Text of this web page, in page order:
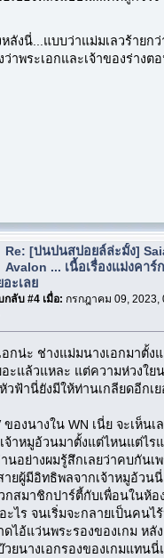
หลังนี่...แบบว่าแม่มเลวร้ายก
ว่าพระเอกและเจ้าของร่าง
Re: [บ่นปนสปอยล์ล่ะมั้ง]
Avalon ... เนื้อเรื่องแม่งคาร์
อะเลย
กลับ #4 เมื่อ: กรกฎาคม 09, 2023,
อกน่ะ ช่างแม่มนางเอกมาตั้ง
อะแล้วแหละ แต่ความห่วงใย
วฟ้านี่ยังมีให้ท่านเกลียดอีกเ
ของนางใน WN เนี่ย จะเห็น
จ้าหมูอ้วนมาตั้งแต่ไหนแต่ไร
นอย่างผมรู้สึกเลยว่าคบกันเ
ายผู้มีอิทธิพลจากเจ้าหมูอ้วน
กสมาชิกปาร์ตี้กับเพื่อนในห้อ
ะไร จนเริ่มจะกลายเป็นคนไ
ไอ้แว่นพระรองของเกม หลั
วยนางเอกรองของเกมแทนนี่